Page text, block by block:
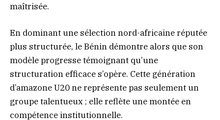
maîtrisée.
En dominant une sélection nord-africaine réputée
plus structurée, le Bénin démontre alors que son
modèle progresse témoignant qu’une
structuration efficace s’opère. Cette génération
d’amazone U20 ne représente pas seulement un
groupe talentueux ; elle reflète une montée en
compétence institutionnelle.